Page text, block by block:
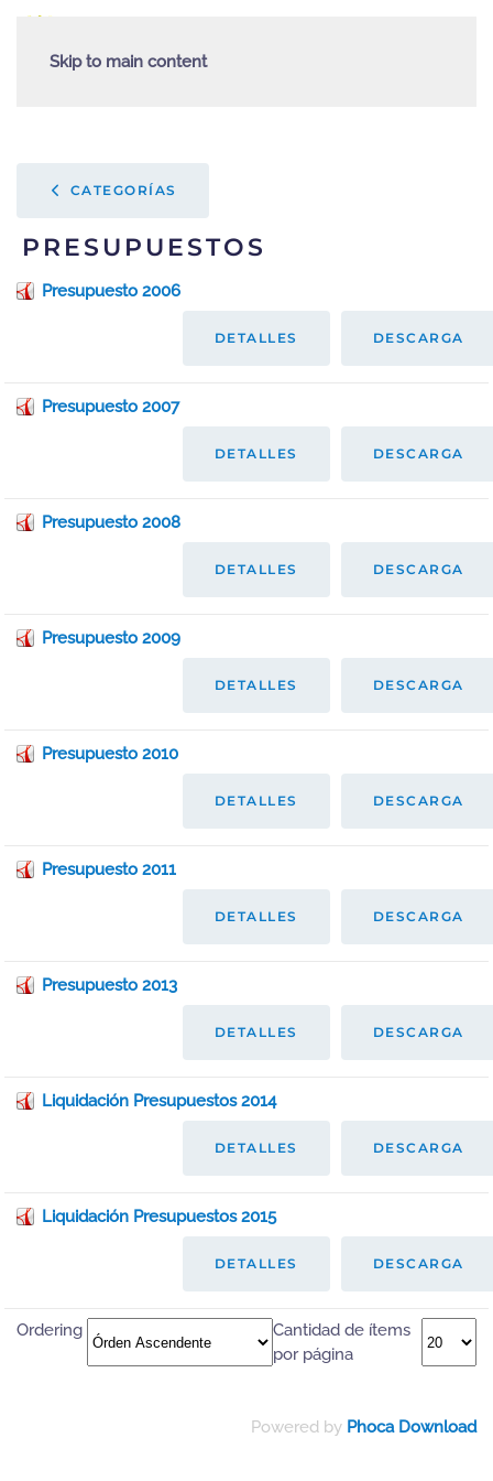
Skip to main content
CATEGORÍAS
PRESUPUESTOS
Presupuesto 2006
DESCARGA
DETALLES
Presupuesto 2007
DESCARGA
DETALLES
Presupuesto 2008
DESCARGA
DETALLES
Presupuesto 2009
DESCARGA
DETALLES
Presupuesto 2010
DESCARGA
DETALLES
Presupuesto 2011
DESCARGA
DETALLES
Presupuesto 2013
DESCARGA
DETALLES
Liquidación Presupuestos 2014
DESCARGA
DETALLES
Liquidación Presupuestos 2015
DESCARGA
DETALLES
Ordering
Cantidad de ítems
por página
Powered by Phoca Download